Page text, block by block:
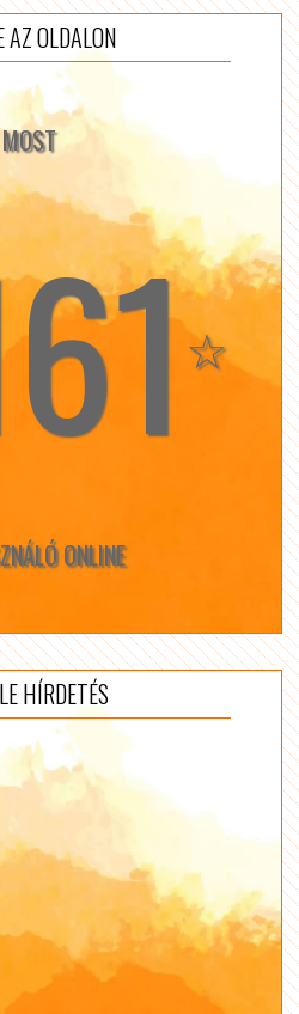
AZ OLDALON
MOST
☆
ONLINE
HÍRDETÉS